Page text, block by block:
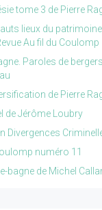
tome 3 de Pierre
lieux du
Au fil du Coulomp
Paroles de
de Pierre
de Jérôme Loubry
Divergences
numéro 11
bagne de Michel